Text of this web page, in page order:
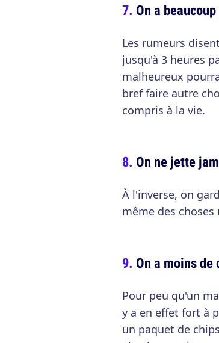
On a
Les rumeurs
jusqu'à 3 heures
malheureux
bref faire autre
compris à la vie.
On ne jette
À l'inverse, on
même des
On a moins
Pour peu qu'un
y a en effet fort à
un paquet de